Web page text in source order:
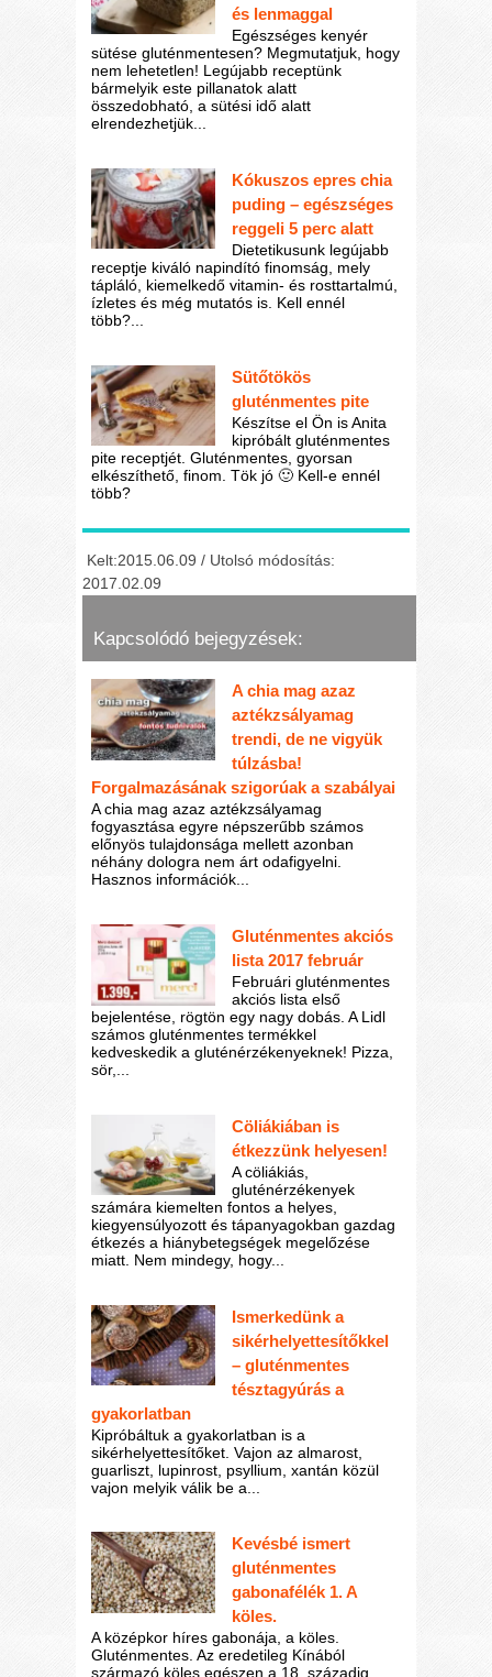
és lenmaggal
Egészséges kenyér
sütése gluténmentesen? Megmutatjuk, hogy
nem lehetetlen! Legújabb receptünk
bármelyik este pillanatok alatt
összedobható, a sütési idő alatt
elrendezhetjük...
Kókuszos epres chia
puding – egészséges
reggeli 5 perc alatt
Dietetikusunk legújabb
receptje kiváló napindító finomság, mely
tápláló, kiemelkedő vitamin- és rosttartalmú,
ízletes és még mutatós is. Kell ennél
több?...
Sütőtökös
gluténmentes pite
Készítse el Ön is Anita
kipróbált gluténmentes
pite receptjét. Gluténmentes, gyorsan
elkészíthető, finom. Tök jó 🙂 Kell-e ennél
több?
Kelt:2015.06.09 / Utolsó módosítás:
2017.02.09
Kapcsolódó bejegyzések:
A chia mag azaz
aztékzsályamag
trendi, de ne vigyük
túlzásba!
Forgalmazásának szigorúak a szabályai
A chia mag azaz aztékzsályamag
fogyasztása egyre népszerűbb számos
előnyös tulajdonsága mellett azonban
néhány dologra nem árt odafigyelni.
Hasznos információk...
Gluténmentes akciós
lista 2017 február
Februári gluténmentes
akciós lista első
bejelentése, rögtön egy nagy dobás. A Lidl
számos gluténmentes termékkel
kedveskedik a gluténérzékenyeknek! Pizza,
sör,...
Cöliákiában is
étkezzünk helyesen!
A cöliákiás,
gluténérzékenyek
számára kiemelten fontos a helyes,
kiegyensúlyozott és tápanyagokban gazdag
étkezés a hiánybetegségek megelőzése
miatt. Nem mindegy, hogy...
Ismerkedünk a
sikérhelyettesítőkkel
– gluténmentes
tésztagyúrás a
gyakorlatban
Kipróbáltuk a gyakorlatban is a
sikérhelyettesítőket. Vajon az almarost,
guarliszt, lupinrost, psyllium, xantán közül
vajon melyik válik be a...
Kevésbé ismert
gluténmentes
gabonafélék 1. A
köles.
A középkor híres gabonája, a köles.
Gluténmentes. Az eredetileg Kínából
származó köles egészen a 18. századig